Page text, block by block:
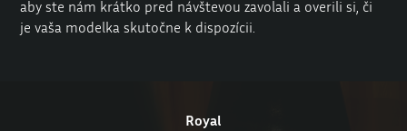
aby ste nám krátko pred návštevou zavolali a overili si, či
je vaša modelka skutočne k dispozícii.
Royal